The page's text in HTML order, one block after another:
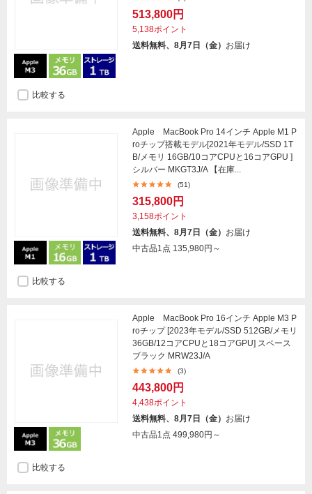
513,800円
5,138ポイント
送料無料、8月7日（金） お届け
比較する
Apple MacBook Pro 14インチ Apple M1 P
roチップ搭載モデル[2021年モデル/SSD 1T
B/メモリ 16GB/10コアCPUと16コアGPU ]
シルバー MKGT3J/A 【在庫...
(51)
315,800円
3,158ポイント
送料無料、8月7日（金） お届け
中古品1点 135,980円～
比較する
Apple MacBook Pro 16インチ Apple M3 P
roチップ [2023年モデル/SSD 512GB/メモリ
36GB/12コアCPUと18コアGPU] スペース
ブラック MRW23J/A
(3)
443,800円
4,438ポイント
送料無料、8月7日（金） お届け
中古品1点 499,980円～
比較する